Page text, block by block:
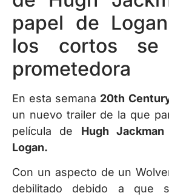
papel de
los cortos
prometedora
En esta semana 20th
un nuevo trailer de la que
película de Hugh
Logan.
Con un aspecto de un
debilitado debido a que